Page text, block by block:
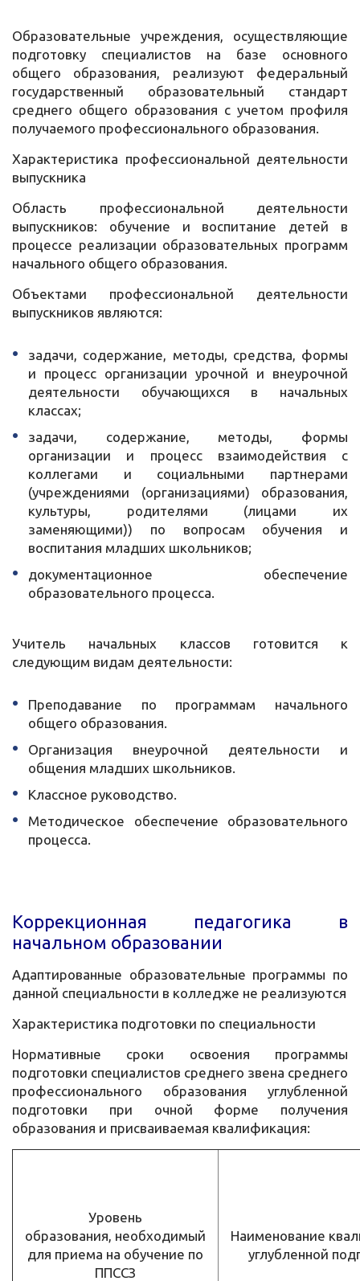
Образовательные учреждения, осуществляющие
подготовку специалистов на базе основного
общего образования, реализуют федеральный
государственный образовательный стандарт
среднего общего образования с учетом профиля
получаемого профессионального образования.
Характеристика профессиональной деятельности
выпускника
Область профессиональной деятельности
выпускников: обучение и воспитание детей в
процессе реализации образовательных программ
начального общего образования.
Объектами профессиональной деятельности
выпускников являются:
задачи, содержание, методы, средства, формы
и процесс организации урочной и внеурочной
деятельности обучающихся в начальных
классах;
задачи, содержание, методы, формы
организации и процесс взаимодействия с
коллегами и социальными партнерами
(учреждениями (организациями) образования,
культуры, родителями (лицами их
заменяющими)) по вопросам обучения и
воспитания младших школьников;
документационное обеспечение
образовательного процесса.
Учитель начальных классов готовится к
следующим видам деятельности:
Преподавание по программам начального
общего образования.
Организация внеурочной деятельности и
общения младших школьников.
Классное руководство.
Методическое обеспечение образовательного
процесса.
Коррекционная педагогика в
начальном образовании
Адаптированные образовательные программы по
данной специальности в колледже не реализуются
Характеристика подготовки по специальности
Нормативные сроки освоения программы
подготовки специалистов среднего звена среднего
профессионального образования углубленной
подготовки при очной форме получения
образования и присваиваемая квалификация:
Уровень
образования, необходимый
для приема на обучение по
ППССЗ
Наименование
углубленной